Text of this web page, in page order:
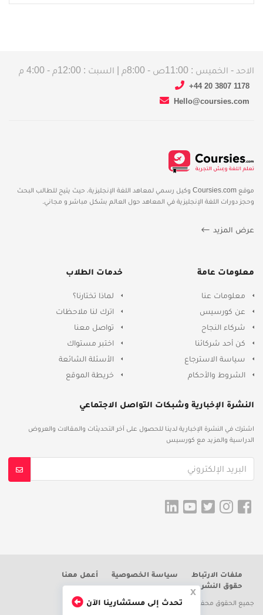
الاحد - الخميس : 11:00ص - 8:00م | السبت : 12:00م - 4:00 م
+44 20 3807 1178
Hello@coursies.com
موقع Coursies.com وكيل رسمي لمعاهد اللغة الإنجليزية، حيث يتيح للطالب البحث
وحجز دورات اللغة الإنجليزية في المعاهد حول العالم بشكل مباشر و مجاني.
عرض المزيد
معلومات عامة
معلومات عنا
عن كورسيس
شركاء النجاح
كن أحد شركائنا
سياسة الاسترجاع
الشروط والأحكام
خدمات الطلاب
لماذا تختارنا؟
اترك لنا ملاحظات
تواصل معنا
اختبر مستواك
الأسئلة الشائعة
خريطة الموقع
النشرة الإخبارية وشبكات التواصل الاجتماعي
اشترك في النشرة الإخبارية لدينا للحصول على آخر التحديثات والمقالات والعروض
الدراسية والمزيد مع كورسيس
ملفات الارتباط سياسة الخصوصية
أعمل معنا
حقوق النشر
© 2020 – 2028Coursies.com جميع الحقوق محفوظة تحدث إلى مستشارينا الآن
x